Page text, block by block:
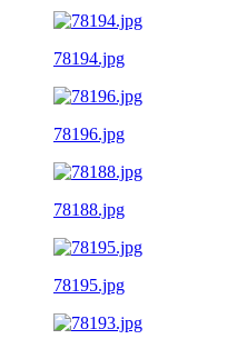
78194.jpg
78196.jpg
78188.jpg
78195.jpg